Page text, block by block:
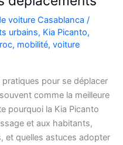
voiture Casablanca /
urbains, Kia Picanto,
, mobilité, voiture
pour se déplacer
comme la meilleure
pourquoi la Kia Picanto
et aux habitants,
et quelles astuces adopter